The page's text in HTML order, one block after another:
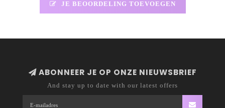
JE BEOORDELING TOEVOEGEN
ABONNEER JE OP ONZE NIEUWSBRIEF
And stay up to date with our latest offers